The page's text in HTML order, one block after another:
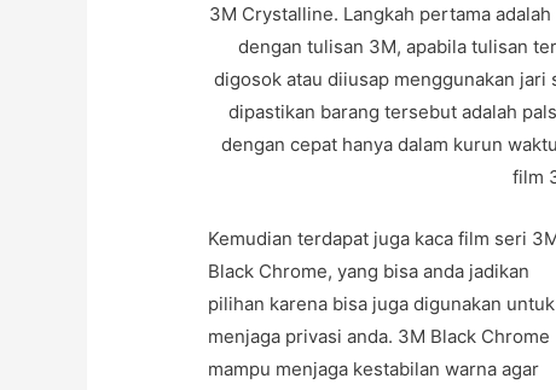
3M Crystalline. Langkah pertama
dengan tulisan 3M, apabila tulisan
digosok atau diiusap menggunakan jari
dipastikan barang tersebut adalah
dengan cepat hanya dalam kurun
film
Kemudian terdapat juga kaca film seri
Black Chrome, yang bisa anda jadikan
pilihan karena bisa juga digunakan untuk
menjaga privasi anda. 3M Black Chrome
mampu menjaga kestabilan warna agar